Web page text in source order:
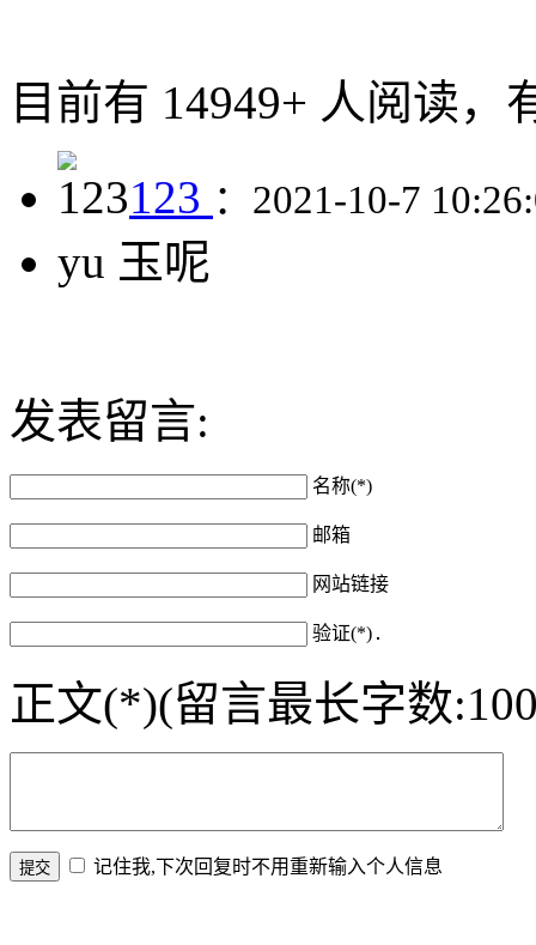
目前有 14949+ 人阅读
123 ：2021-10-7
yu 玉呢
发表留言:
名称(*)
邮箱
网站链接
验证(*)
正文(*)(留言最长字数
记住我,下次回复时不用重新输入个人信息